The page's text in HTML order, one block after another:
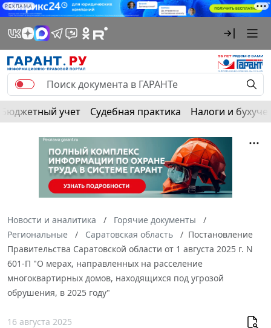
РЕКЛАМА
Бюджетный учет Судебная практика Налоги и
Новости и аналитика
Горячие документы
Региональные
Саратовская область
Постановление
Правительства Саратовской области от 1 августа 2025 г. N
601-П "О мерах, направленных на расселение
многоквартирных домов, находящихся под угрозой
обрушения, в 2025 году"
16 августа 2025